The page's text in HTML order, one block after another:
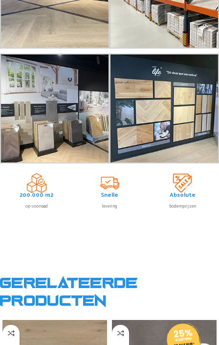
200.000 m2
op voorraad
Snelle
levering
Absolute
bodemprijzen
Gerelateerde
producten